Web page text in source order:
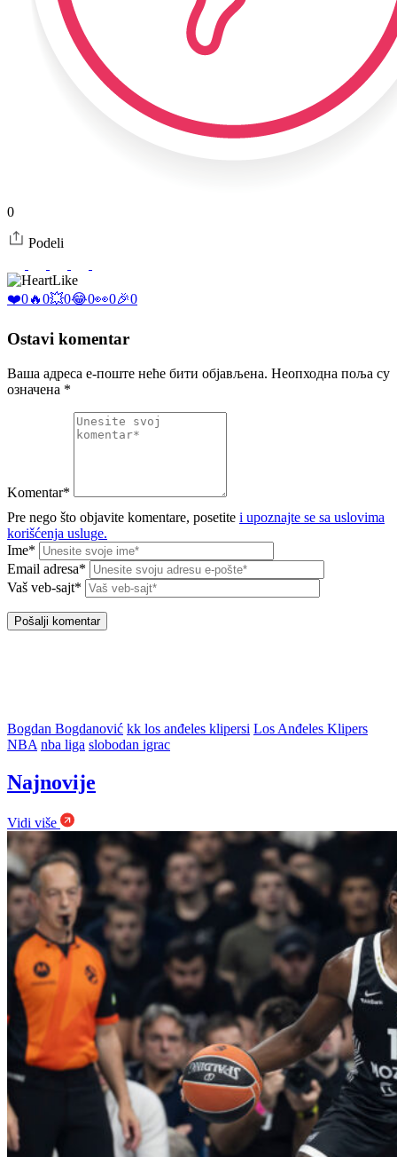
0
Podeli
Like
❤️0🔥0💥0😂0👀0🎉0
Ostavi komentar
Ваша адреса е-поште неће бити објављена. Неопходна поља су
означена *
Komentar*
Pre nego što objavite komentare, posetite i upoznajte se sa uslovima
korišćenja usluge.
Ime*
Email adresa*
Vaš veb-sajt*
Bogdan Bogdanović kk los anđeles klipersi Los Anđeles Klipers
NBA nba liga slobodan igrac
Najnovije
Vidi više